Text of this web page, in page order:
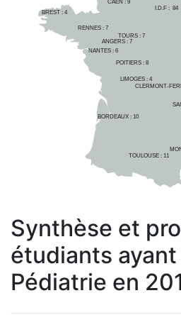
I.D.F : 84
ANGERS : 7
BORDEAUX : 10
BREST : 4
CAEN : 9
CLERMONT-
LIMOGES : 4
NANTES : 6
POITIERS : 8
RENNES : 7
TOULOUSE : 11
TOURS : 7
Synthèse et
étudiants
Pédiatrie en